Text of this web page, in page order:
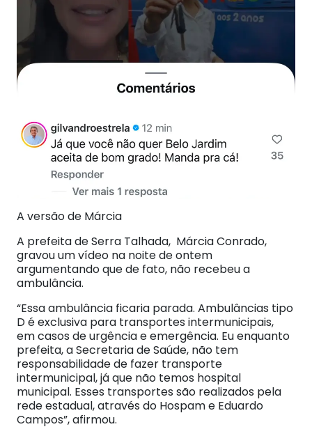
A versão de Márcia
A prefeita de Serra Talhada, Márcia Conrado,
gravou um vídeo na noite de ontem
argumentando que de fato, não recebeu a
ambulância.
“Essa ambulância ficaria parada. Ambulâncias tipo
D é exclusiva para transportes intermunicipais,
em casos de urgência e emergência. Eu enquanto
prefeita, a Secretaria de Saúde, não tem
responsabilidade de fazer transporte
intermunicipal, já que não temos hospital
municipal. Esses transportes são realizados pela
rede estadual, através do Hospam e Eduardo
Campos”, afirmou.